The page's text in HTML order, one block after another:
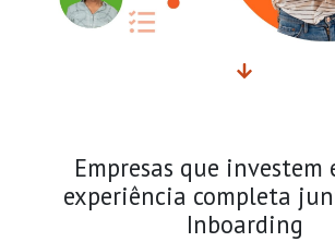
Empresas que investem
experiência completa
Inboarding